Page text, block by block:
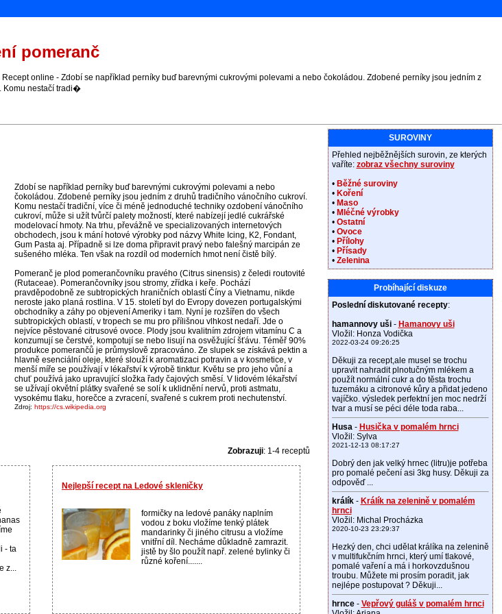
pomeranč
online - Zdobí se například perníky buď barevnými cukrovými polevami a nebo čokoládou. Zdobené perníky jsou jedním z
Komu nestačí tradi�
Zdobí se například perníky buď barevnými cukrovými polevami a nebo
čokoládou. Zdobené perníky jsou jedním z druhů tradičního vánočního cukroví.
Komu nestačí tradiční, více či méně jednoduché techniky ozdobení vánočního
cukroví, může si užít tvůrčí palety možností, které nabízejí jedlé cukrářské
modelovací hmoty. Na trhu, převážně ve specializovaných internetových
obchodech, jsou k mání hotové výrobky pod názvy White Icing, K2, Fondant,
Gum Pasta aj. Případně si lze doma připravit pravý nebo falešný marcipán ze
sušeného mléka. Ten však na rozdíl od moderních hmot není čistě bílý.
Pomeranč je plod pomerančovníku pravého (Citrus sinensis) z čeledi routovité
(Rutaceae). Pomerančovníky jsou stromy, zřídka i keře. Pochází
pravděpodobně ze subtropických hraničních oblastí Číny a Vietnamu, nikde
neroste jako planá rostlina. V 15. století byl do Evropy dovezen portugalskými
obchodníky a záhy po objevení Ameriky i tam. Nyní je rozšířen do všech
subtropických oblastí, v tropech se mu pro přílišnou vlhkost nedaří. Jde o
nejvíce pěstované citrusové ovoce. Plody jsou kvalitním zdrojem vitamínu C a
konzumují se čerstvé, kompotují se nebo lisují na osvěžující šťávu. Téměř 90%
produkce pomerančů je průmyslově zpracováno. Ze slupek se získává pektin a
hlavně esenciální oleje, které slouží k aromatizaci potravin a v kosmetice, v
menší míře se používají v lékařství k výrobě tinktur. Květu se pro jeho vůní a
chuť používá jako upravující složka řady čajových směsí. V lidovém lékařství
se užívají okvětní plátky svařené se solí k uklidnění nervů, proti astmatu,
vysokému tlaku, horečce a zvracení, svařené s cukrem proti nechutenství.
Zdroj: https://cs.wikipedia.org
Zobrazuji: 1-4 receptů
- ta
z...
Nejlepší recept na Ledové skleničky
formičky na ledové panáky naplním
vodou z boku vložíme tenký plátek
mandarinky či jiného citrusu a vložíme
vnitřní díl. Necháme důkladně zamrazit.
jistě by šlo použít např. zelené bylinky či
různé koření.......
SUROVINY
Přehled nejběžnějších surovin, ze kterých
vaříte: zobraz všechny suroviny
• Běžné suroviny
• Koření
• Maso
• Mléčné výrobky
• Ostatní
• Ovoce
• Přílohy
• Přísady
• Zelenina
Probíhající diskuze
Poslední diskutované recepty:
hamannovy uši- Hamanovy uši
Vložil: Honza Vodička
2022-03-24 09:26:25
Děkuji za recept,ale musel se trochu
upravit nahradit plnotučným mlékem a
použít normální cukr a do těsta trochu
tuzemáku a citronové kůry a přidat jedeno
vajíčko. výsledek perfektní jen moc nedrží
tvar a musí se péci déle toda raba...
Husa- Husička v pomalém hrnci
Vložil: Sylva
2021-12-13 08:17:27
Dobrý den jak velký hrnec (litru)je potřeba
pro pomalé pečení asi 3kg husy. Děkuji za
odpověď ...
králík- Králík na zelenině v pomalém
hrnci
Vložil: Michal Procházka
2020-10-23 23:29:37
Hezký den, chci udělat králíka na zelenině
v multifukčním hrnci, který umí tlakové,
pomalé vaření a má i horkovzdušnou
troubu. Můžete mi prosím poradit, jak
nejlépe postupovat ? Děkuji...
hrnce- Vepřový guláš v pomalém hrnci